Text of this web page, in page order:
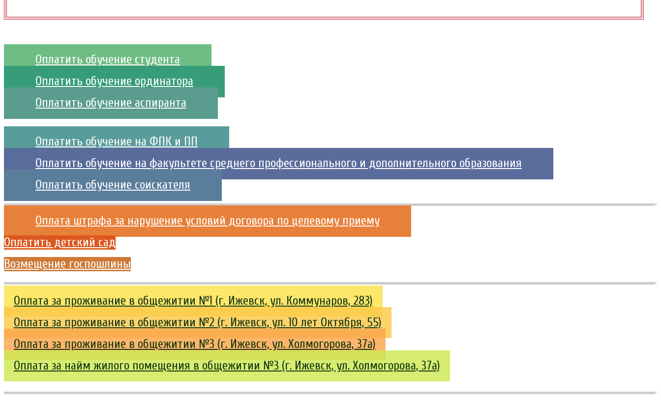
Оплатить обучение студента
Оплатить обучение ординатора
Оплатить обучение аспиранта
Оплатить обучение на ФПК и ПП
Оплатить обучение на факультете среднего профессионального и дополнительного образования
Оплатить обучение соискателя
Оплата штрафа за нарушение условий договора по целевому приему
Оплатить детский сад
Возмещение госпошлины
Оплата за проживание в общежитии №1 (г. Ижевск, ул. Коммунаров, 283)
Оплата за проживание в общежитии №2 (г. Ижевск, ул. 10 лет Октября, 55)
Оплата за проживание в общежитии №3 (г. Ижевск, ул. Холмогорова, 37а)
Оплата за найм жилого помещения в общежитии №3 (г. Ижевск, ул. Холмогорова, 37а)